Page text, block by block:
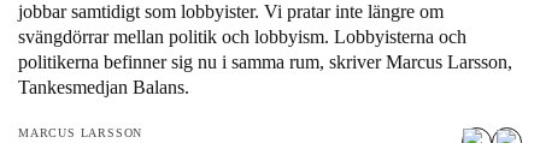
jobbar samtidigt som lobbyister. Vi pratar inte längre om
svängdörrar mellan politik och lobbyism. Lobbyisterna och
politikerna befinner sig nu i samma rum, skriver Marcus Larsson,
Tankesmedjan Balans.
MARCUS LARSSON